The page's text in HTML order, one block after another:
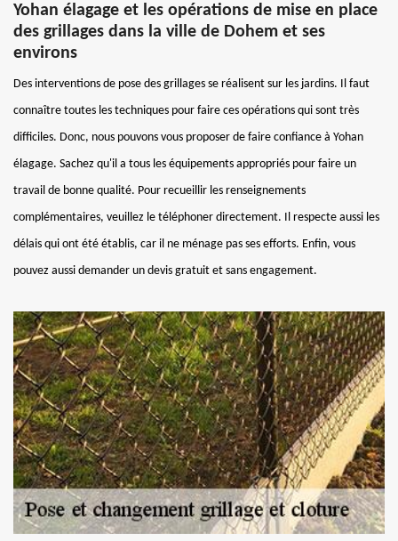
Yohan élagage et les opérations de mise en place
des grillages dans la ville de Dohem et ses
environs
Des interventions de pose des grillages se réalisent sur les jardins. Il faut
connaître toutes les techniques pour faire ces opérations qui sont très
difficiles. Donc, nous pouvons vous proposer de faire confiance à Yohan
élagage. Sachez qu'il a tous les équipements appropriés pour faire un
travail de bonne qualité. Pour recueillir les renseignements
complémentaires, veuillez le téléphoner directement. Il respecte aussi les
délais qui ont été établis, car il ne ménage pas ses efforts. Enfin, vous
pouvez aussi demander un devis gratuit et sans engagement.